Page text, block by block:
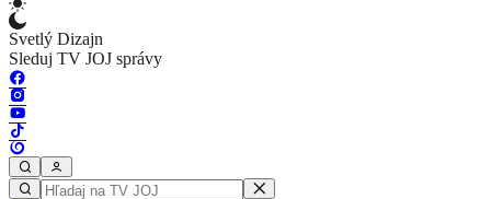
Svetlý Dizajn
Sleduj TV JOJ správy